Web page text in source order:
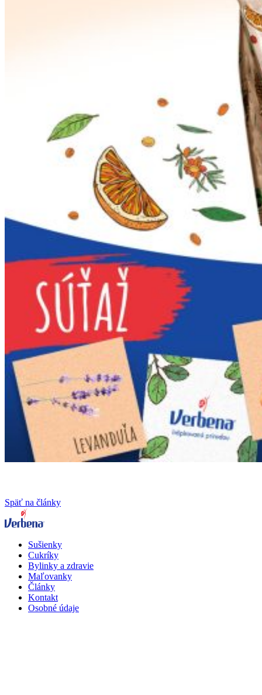
Späť na články
Sušienky
Cukríky
Bylinky a zdravie
Maľovanky
Články
Kontakt
Osobné údaje